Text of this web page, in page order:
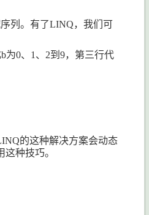
列。有了LINQ，我们可
b为0、 1 、 2到 9，第三行代
的这种解决方案会动态
种技巧。